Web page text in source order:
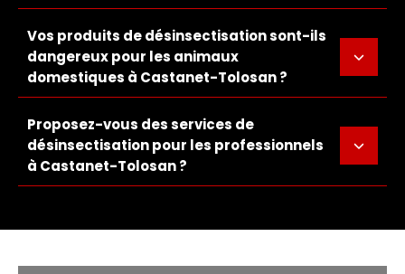
Vos produits de désinsectisation sont-ils
dangereux pour les animaux
domestiques à Castanet-Tolosan ?
Proposez-vous des services de
désinsectisation pour les professionnels
à Castanet-Tolosan ?